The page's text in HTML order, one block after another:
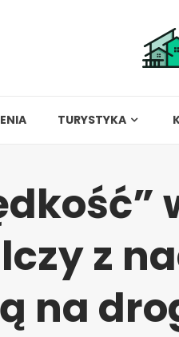
TURYSTYKA
z
na